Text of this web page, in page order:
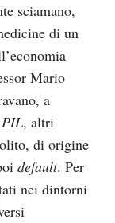
sciamano,
di un
Mario
a
PIL, altri
di origine
default. Per
nei dintorni